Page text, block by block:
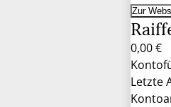
Zur
0,00 €
Letzte